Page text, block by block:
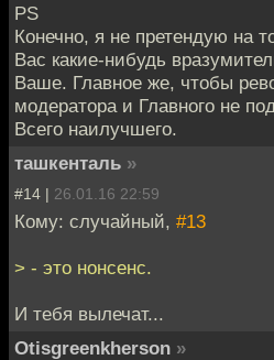
PS
Конечно, я не претендую на
Вас какие-нибудь
Ваше. Главное же, чтобы
модератора и Главного не
Всего наилучшего.
ташкенталь »
#14 | 26.01.16 22:59
Кому: случайный, #13
> - это нонсенс.
И тебя вылечат...
Otisgreenkherson »